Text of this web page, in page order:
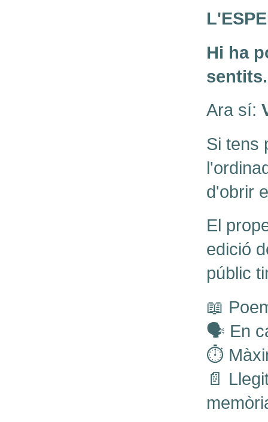
Hi ha
sentits.
Ara sí:
Si tens
d'obrir
El
edició
públic
📖
🗣 En
⏱
📄